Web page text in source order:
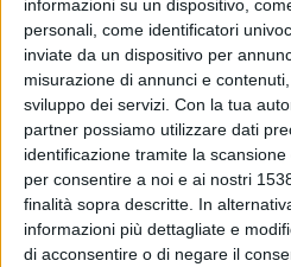
informazioni su un dispositivo,
personali, come identificatori
inviate da un dispositivo per
misurazione di annunci e
sviluppo dei servizi. Con la tua
partner possiamo utilizzare dati
identificazione tramite la
per consentire a noi e ai nostri
finalità sopra descritte. In
informazioni più dettagliate e
di acconsentire o di negare il
dai militari e dopo la cerimonia
partecipato a una serie di
focus particolare dedicato
capacità logistiche e le
possibilità di vedere mezzi ed
dell’Esercito.